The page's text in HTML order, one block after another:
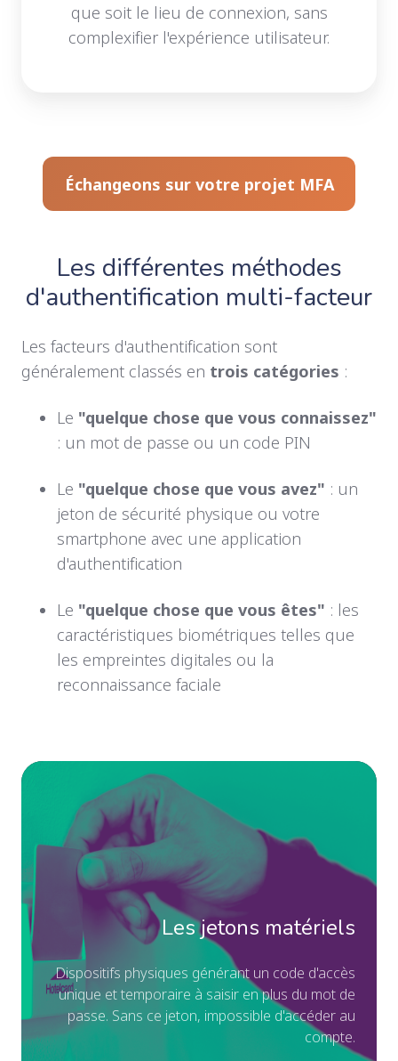
que soit le lieu de connexion, sans
complexifier l'expérience utilisateur.
Échangeons sur votre projet MFA
Les différentes méthodes
d'authentification multi-facteur
Les facteurs d'authentification sont
généralement classés en trois catégories :
Le "quelque chose que vous connaissez"
: un mot de passe ou un code PIN
Le "quelque chose que vous avez" : un
jeton de sécurité physique ou votre
smartphone avec une application
d'authentification
Le "quelque chose que vous êtes" : les
caractéristiques biométriques telles que
les empreintes digitales ou la
reconnaissance faciale
Les jetons matériels
Dispositifs physiques générant un code d'accès
unique et temporaire à saisir en plus du mot de
passe. Sans ce jeton, impossible d'accéder au
compte.